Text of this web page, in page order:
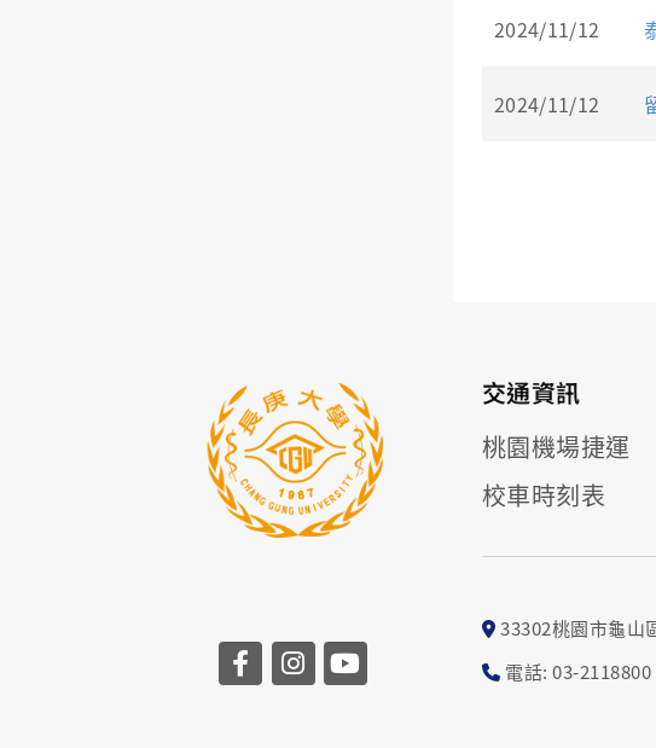
2024/11/12
2024/11/12
交通資訊
桃園機場捷運
校車時刻表
33302桃園市龜山
電話: 03-2118800